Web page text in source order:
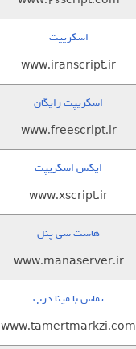
اسکریپت
www.iranscript.ir
اسکریپت رایگان
www.freescript.ir
ایکس اسکریپت
www.xscript.ir
هاست سی پنل
www.manaserver.ir
تماس با مینا درب
www.tamertmarkzi.com